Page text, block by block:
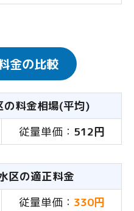
金の比較
の料金相場(平均)
従量単価： 512円
区の適正料金
従量単価： 330円